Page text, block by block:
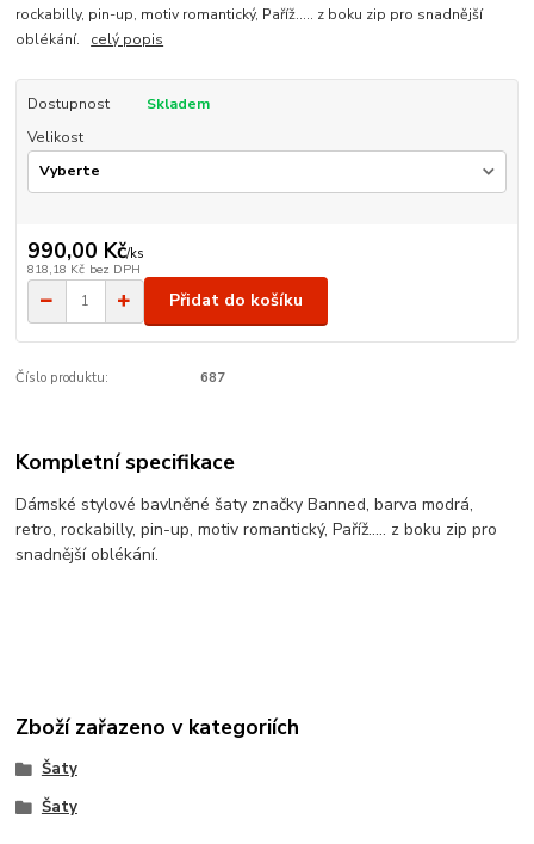
rockabilly, pin-up, motiv romantický, Paříž..... z boku zip pro snadnější
oblékání. celý popis
Dostupnost
Skladem
Velikost
990,00 Kč/ks
818,18 Kč bez DPH
Přidat do košíku
Číslo produktu: 687
Kompletní specifikace
Dámské stylové bavlněné šaty značky Banned, barva modrá,
retro, rockabilly, pin-up, motiv romantický, Paříž..... z boku zip pro
snadnější oblékání.
Zboží zařazeno v kategoriích
Šaty
Šaty